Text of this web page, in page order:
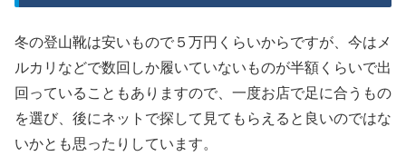
冬の登山靴は安いもので５万円くらいからですが、今はメ
ルカリなどで数回しか履いていないものが半額くらいで出
回っていることもありますので、一度お店で足に合うもの
を選び、後にネットで探して見てもらえると良いのではな
いかとも思ったりしています。